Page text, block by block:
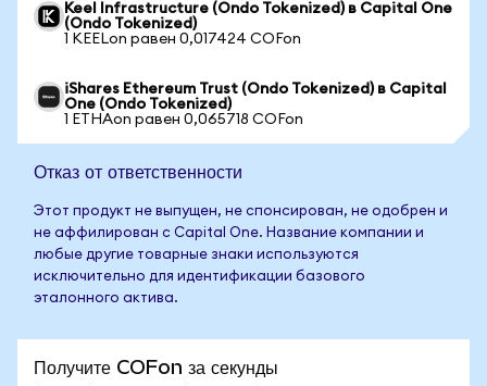
Keel Infrastructure (Ondo Tokenized) в Capital One
(Ondo Tokenized)
1 KEELon равен 0,017424 COFon
iShares Ethereum Trust (Ondo Tokenized) в Capital
One (Ondo Tokenized)
1 ETHAon равен 0,065718 COFon
Отказ от ответственности
Этот продукт не выпущен, не спонсирован, не одобрен и
не аффилирован с Capital One. Название компании и
любые другие товарные знаки используются
исключительно для идентификации базового
эталонного актива.
Получите COFon за секунды